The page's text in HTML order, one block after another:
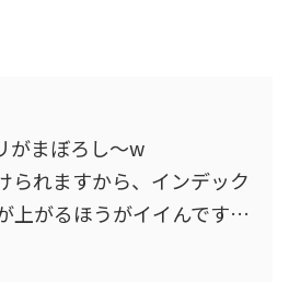
がまぼろし〜w
られますから、インデック
上がるほうがイイんです…